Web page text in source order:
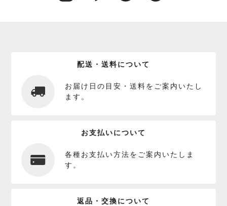
配送・送料について
お届け日の目安・送料をご案内いたし
ます。
お支払いについて
各種お支払い方法をご案内いたしま
す。
返品・交換について